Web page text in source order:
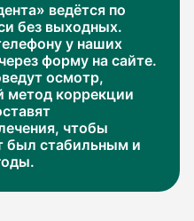
ведётся по
без выходных.
у наших
форму на сайте.
осмотр,
метод коррекции
чтобы
был стабильным и